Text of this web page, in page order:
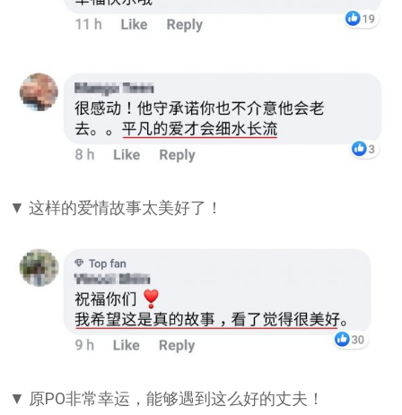
▼ 这样的爱情故事太美好了！
▼ 原PO非常幸运，能够遇到这么好的丈夫！